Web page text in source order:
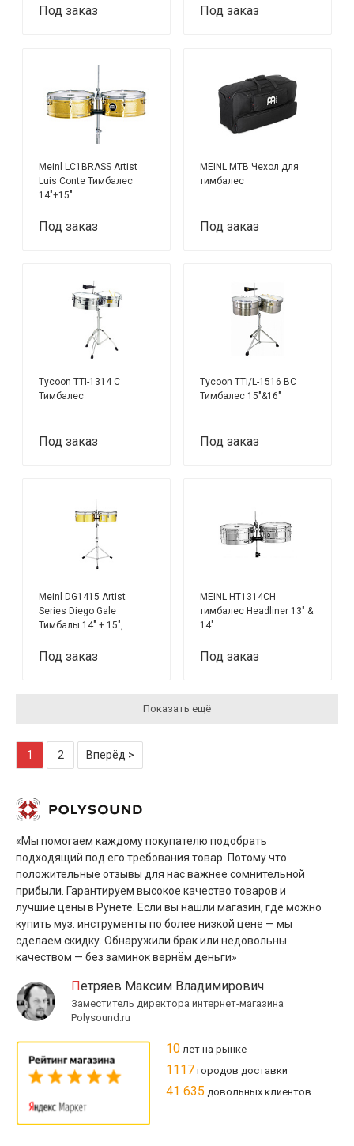
Под заказ Под заказ
Meinl LC1BRASS Artist
Luis Conte Тимбалес
14"+15"
Под заказ
MEINL MTB Чехол для
тимбалес
Под заказ
Tycoon TTI-1314 С
Тимбалес
Под заказ
Tycoon TTI/L-1516 BC
Тимбалес 15"&16"
Под заказ
Meinl DG1415 Artist
Series Diego Gale
Тимбалы 14" + 15",
Под заказ
MEINL HT1314CH
тимбалес Headliner 13" &
14"
Под заказ
Показать ещё
1 2 Вперёд >
«Мы помогаем каждому покупателю подобрать
подходящий под его требования товар. Потому что
положительные отзывы для нас важнее сомнительной
прибыли. Гарантируем высокое качество товаров и
лучшие цены в Рунете. Если вы нашли магазин, где можно
купить муз. инструменты по более низкой цене — мы
сделаем скидку. Обнаружили брак или недовольны
качеством — без заминок вернём деньги»
Петряев Максим Владимирович
Заместитель директора интернет-магазина
Polysound.ru
10 лет на рынке
1117 городов доставки
41 635 довольных клиентов